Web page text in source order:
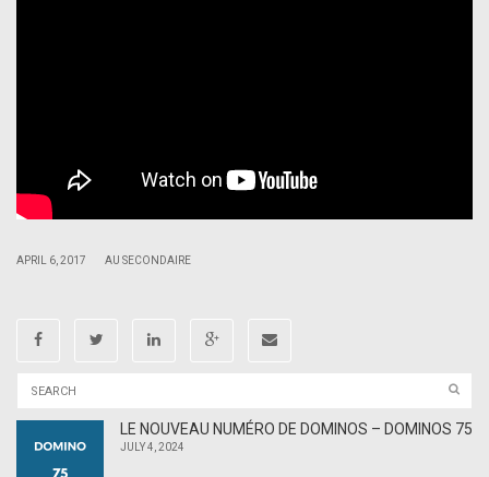
APRIL 6, 2017 AU SECONDAIRE
LE NOUVEAU NUMÉRO DE DOMINOS – DOMINOS 75
JULY 4, 2024